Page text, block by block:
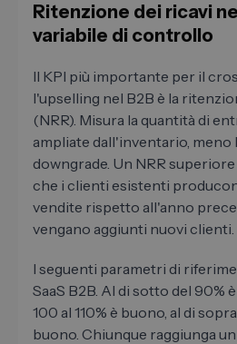
Ritenzione dei ricavi
variabile di controllo
Il KPI più importante per il
l'upselling nel B2B è la
(NRR). Misura la quantità di
ampliate dall'inventario, meno
downgrade. Un NRR
che i clienti esistenti
vendite rispetto all'anno
vengano aggiunti nuovi clienti.
I seguenti parametri di
SaaS B2B. Al di sotto del 90%
100 al 110% è buono, al di
buono. Chiunque raggiunga